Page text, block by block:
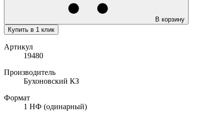
В корзину
Купить в 1 клик
Артикул
19480
Производитель
Бухоновский КЗ
Формат
1 НФ (одинарный)